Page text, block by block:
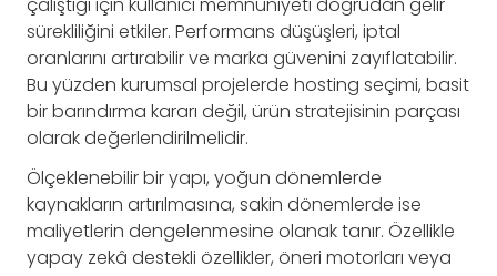
sürekliliğini etkiler. Performans düşüşleri, iptal
oranlarını artırabilir ve marka güvenini zayıflatabilir.
Bu yüzden kurumsal projelerde hosting seçimi, basit
bir barındırma kararı değil, ürün stratejisinin parçası
olarak değerlendirilmelidir.
Ölçeklenebilir bir yapı, yoğun dönemlerde
kaynakların artırılmasına, sakin dönemlerde ise
maliyetlerin dengelenmesine olanak tanır. Özellikle
yapay zekâ destekli özellikler, öneri motorları veya